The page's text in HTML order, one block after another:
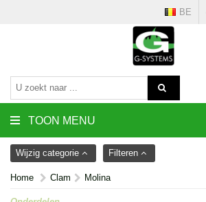
BE
TOON MENU
Wijzig categorie Filteren
Home Clam Molina